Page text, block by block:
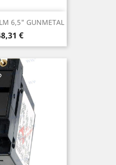
6,5" GUNMETAL
€